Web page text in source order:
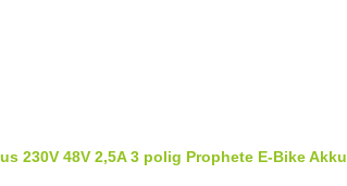
230V 48V 2,5A 3 polig Prophete E-Bike Akku